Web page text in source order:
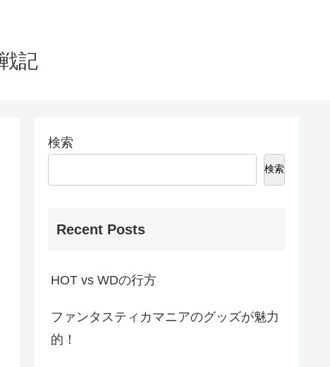
記
検索
検索
Recent Posts
HOT vs WDの行方
ファンタスティカマニアのグッズが魅力
的！